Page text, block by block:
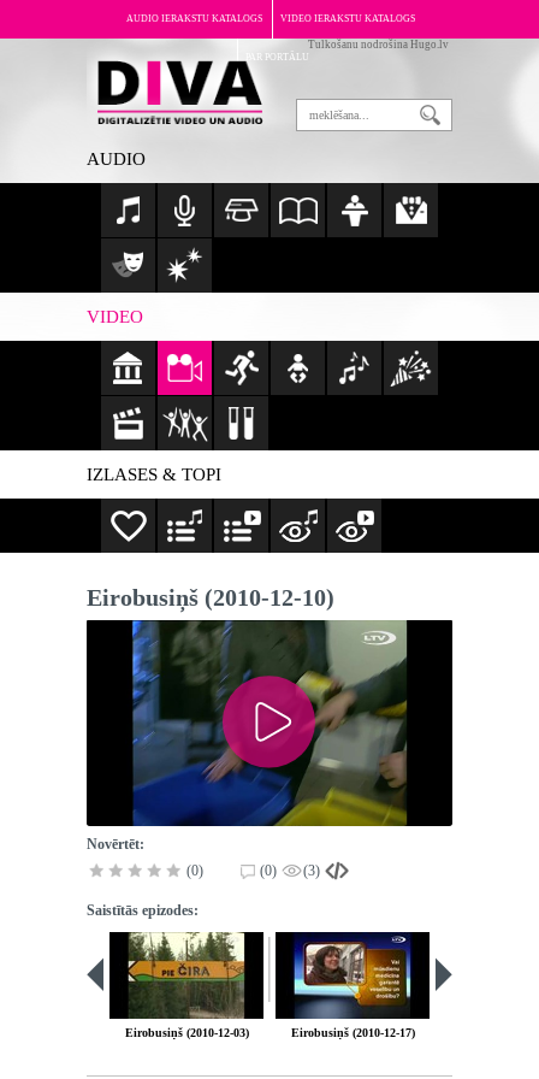
AUDIO IERAKSTU KATALOGS VIDEO IERAKSTU KATALOGS
PAR PORTĀLU
Tulkošanu nodrošina Hugo.lv
AUDIO
VIDEO
IZLASES & TOPI
Eirobusiņš (2010-12-10)
Novērtēt:
(0)
(0) (3)
Saistītās epizodes:
Eirobusiņš (2010-12-03) Eirobusiņš (2010-12-17)